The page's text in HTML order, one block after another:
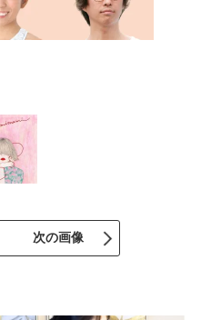
次の画像